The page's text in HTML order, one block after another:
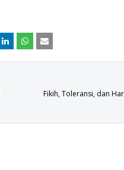
Fikih, Toleransi, dan